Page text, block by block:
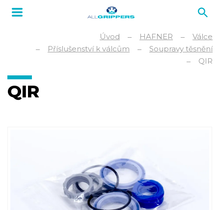
Úvod HAFNER
Válce
Příslušenství k válcům
Soupravy těsnění
QIR
QIR